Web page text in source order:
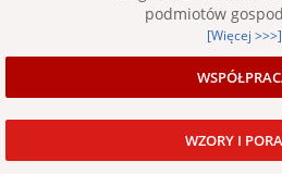
podmiotów
[Więcej >>>]
WZORY I